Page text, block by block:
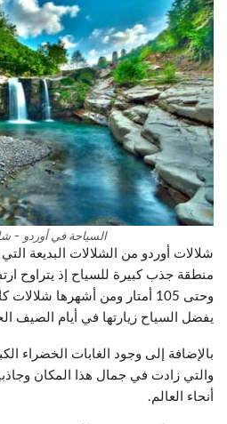
السياحة في أوردو –
شلالات أوردو من الشلالات البديعة
وحتى 105 أمتار ومن أشهرها
يفضل السياح زيارتها في أيام الصيف
بالإضافة إلى وجود الغابات الخضراء
والتي زادت في جمال هذا المكان
أنحاء العالم.